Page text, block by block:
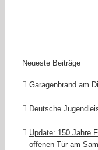
Neueste Beiträge
Garagenbrand am
Deutsche
Update: 150 Jahre
offenen Tür am